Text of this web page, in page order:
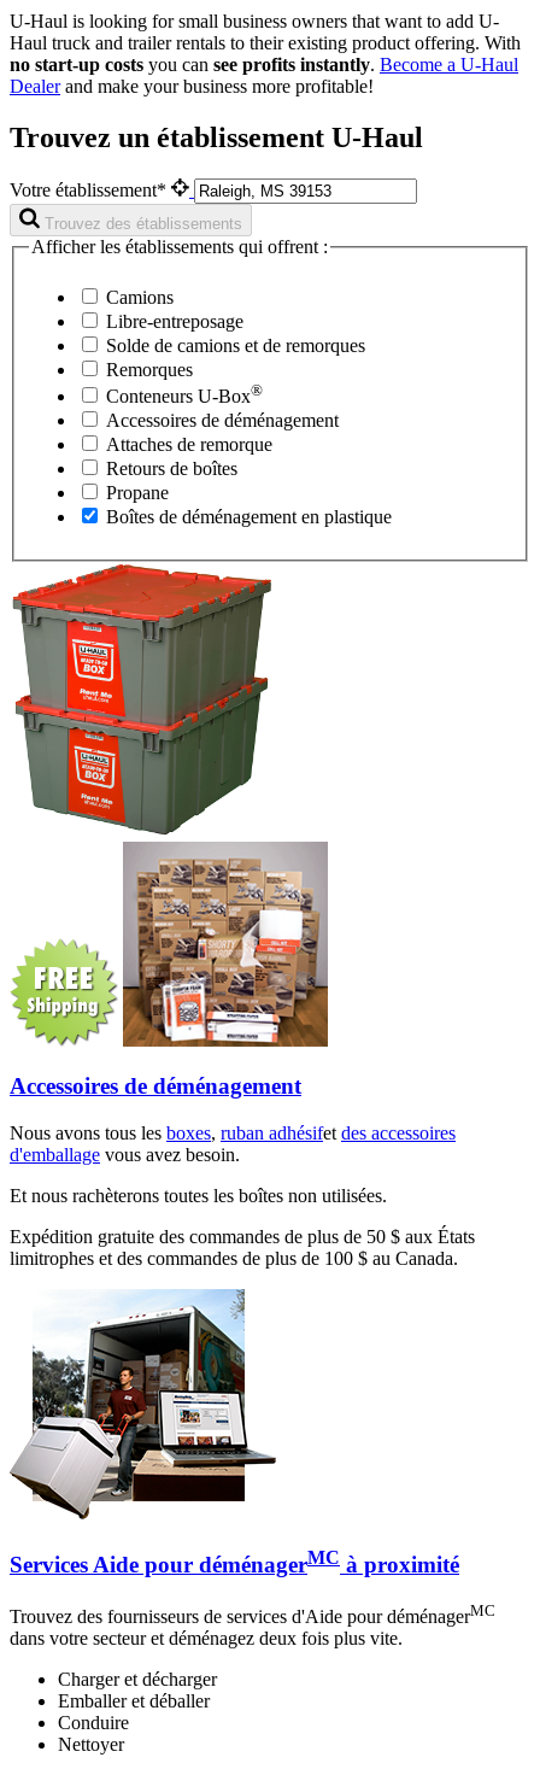
U-Haul is looking for small business owners that want to add U-
Haul truck and trailer rentals to their existing product offering. With
no start-up costs you can see profits instantly. Become a U-Haul
Dealerand make your business more profitable!
Trouvez un établissement U-Haul
Votre établissement*
Trouvez des établissements
Afficher les établissements qui offrent :
Camions
Libre-entreposage
Solde de camions et de remorques
Remorques
Conteneurs U-Box®
Accessoires de déménagement
Attaches de remorque
Retours de boîtes
Propane
Boîtes de déménagement en plastique
Accessoires de déménagement
Nous avons tous les boxes, ruban adhésifet des accessoires
d'emballage vous avez besoin.
Et nous rachèterons toutes les boîtes non utilisées.
Expédition gratuite des commandes de plus de 50 $ aux États
limitrophes et des commandes de plus de 100 $ au Canada.
Services Aide pour déménagerMC à proximité
Trouvez des fournisseurs de services d'Aide pour déménagerMC
dans votre secteur et déménagez deux fois plus vite.
Charger et décharger
Emballer et déballer
Conduire
Nettoyer